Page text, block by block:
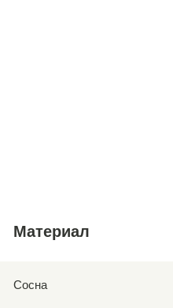
Материал
Сосна